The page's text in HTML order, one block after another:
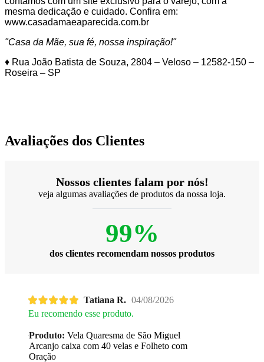
mesma dedicação e cuidado. Confira em:
www.casadamaeaparecida.com.br
"Casa da Mãe, sua fé, nossa inspiração!"
♦ Rua João Batista de Souza, 2804 – Veloso – 12582-150 –
Roseira – SP
Avaliações dos Clientes
Nossos clientes falam por nós!
veja algumas avaliações de produtos da nossa loja.
99%
dos clientes recomendam nossos produtos
Tatiana R. 04/08/2026
Eu recomendo esse produto.
Produto: Vela Quaresma de São Miguel
Arcanjo caixa com 40 velas e Folheto com
Oração